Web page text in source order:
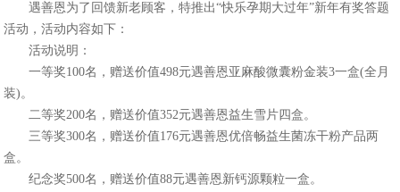
遇善恩为了回馈新老顾客，特推出“快乐孕期大过年”新年有奖答题
活动，活动内容如下：
活动说明：
一等奖100名，赠送价值498元遇善恩亚麻酸微囊粉金装3一盒(全月
装)。
二等奖200名，赠送价值352元遇善恩益生雪片四盒。
三等奖300名，赠送价值176元遇善恩优倍畅益生菌冻干粉产品两
盒。
纪念奖500名，赠送价值88元遇善恩新钙源颗粒一盒。